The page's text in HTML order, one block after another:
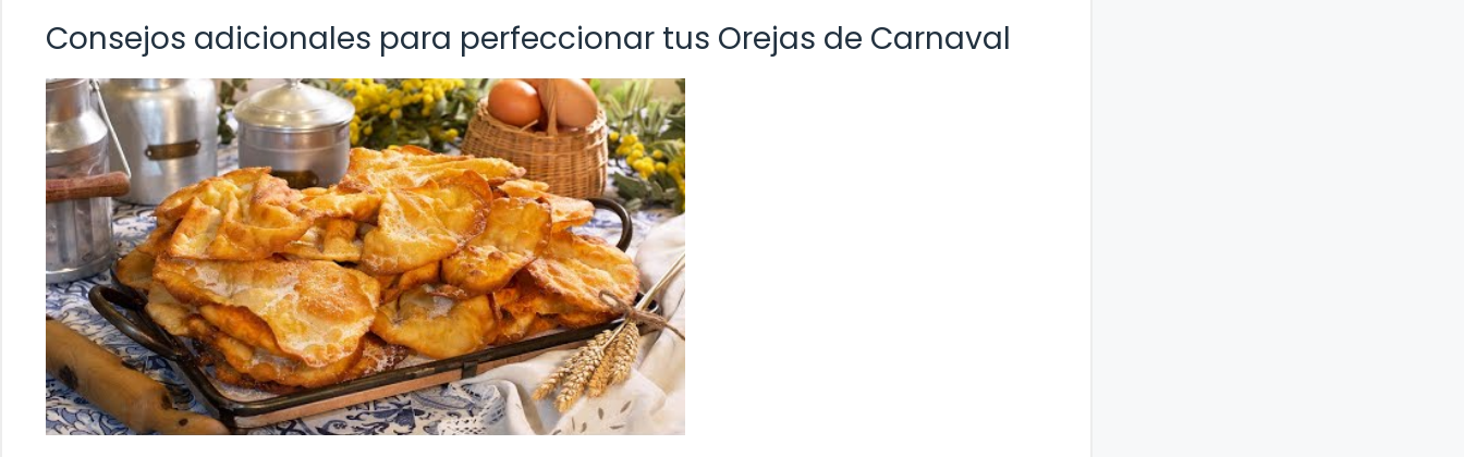
Consejos adicionales para perfeccionar tus Orejas de Carnaval